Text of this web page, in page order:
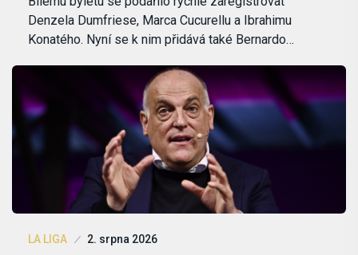
Denzela Dumfriese, Marca Cucurellu a Ibrahimu
Konatého. Nyní se k nim přidává také Bernardo…
LA LIGA 2. srpna 2026